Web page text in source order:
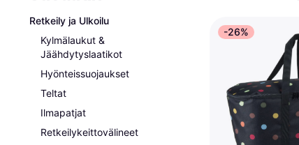
Retkeily ja Ulkoilu
Kylmälaukut &
Jäähdytyslaatikot
Hyönteissuojaukset
Teltat
Ilmapatjat
Retkeilykeittovälineet
-26%